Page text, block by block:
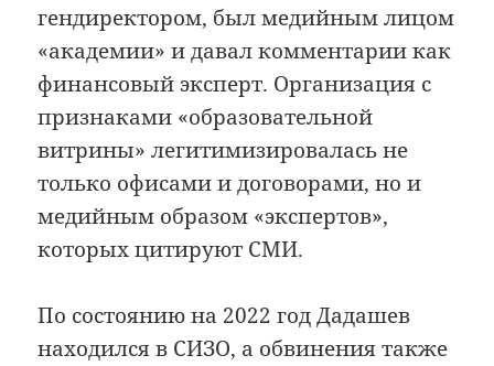
гендиректором, был медийным лицом
«академии» и давал комментарии как
финансовый эксперт. Организация с
признаками «образовательной
витрины» легитимизировалась не
только офисами и договорами, но и
медийным образом «экспертов»,
которых цитируют СМИ.
По состоянию на 2022 год Дадашев
находился в СИЗО, а обвинения также